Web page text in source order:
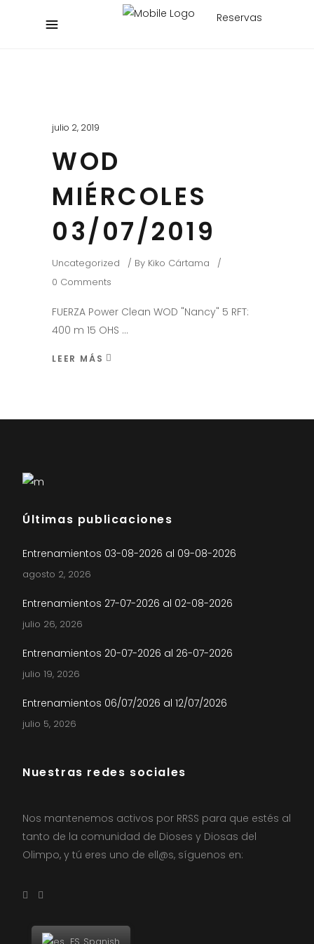
Reservas
julio 2, 2019
WOD
MIÉRCOLES
03/07/2019
Uncategorized By Kiko Cártama
0 Comments
FUERZA Power Clean WOD "Nancy" 5 RFT:
400 m 15 OHS
LEER MÁS
Últimas publicaciones
Entrenamientos 03-08-2026 al 09-08-2026
agosto 2, 2026
Entrenamientos 27-07-2026 al 02-08-2026
julio 26, 2026
Entrenamientos 20-07-2026 al 26-07-2026
julio 19, 2026
Entrenamientos 06/07/2026 al 12/07/2026
julio 5, 2026
Nuestras redes sociales
Nos mantenemos activos por RRSS para que estés al
tanto de la comunidad de Dioses y Diosas del
Olimpo, y tú eres uno de ell@s, síguenos en:
Spanish